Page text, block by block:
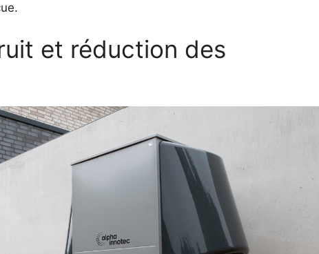
et réduction des